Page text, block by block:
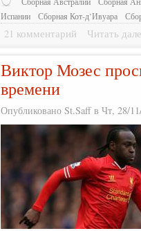
Испании
Сборная Кот-д’Ивуара
21 комментарий Читать
Виктор Мозес
времени
Опубликовано St.Saff в Чт, 28/